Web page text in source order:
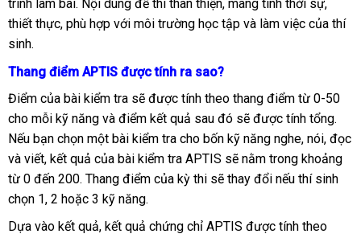
trình làm bài. Nội dung đề thi thân thiện, mang tính thời sự,
thiết thực, phù hợp với môi trường học tập và làm việc của thí
sinh.
Thang điểm APTIS được tính ra sao?
Điểm của bài kiểm tra sẽ được tính theo thang điểm từ 0-50
cho mỗi kỹ năng và điểm kết quả sau đó sẽ được tính tổng.
Nếu bạn chọn một bài kiểm tra cho bốn kỹ năng nghe, nói, đọc
và viết, kết quả của bài kiểm tra APTIS sẽ nằm trong khoảng
từ 0 đến 200. Thang điểm của kỳ thi sẽ thay đổi nếu thí sinh
chọn 1, 2 hoặc 3 kỹ năng.
Dựa vào kết quả, kết quả chứng chỉ APTIS được tính theo